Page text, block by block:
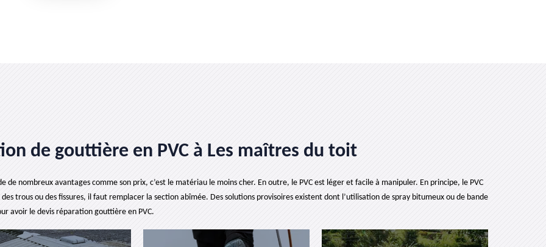
de gouttière en PVC à Les maîtres du toit
de nombreux avantages comme son prix, c’est le matériau le moins cher. En outre, le PVC est léger et facile à manipuler. En principe, le PVC
trous ou des fissures, il faut remplacer la section abîmée. Des solutions provisoires existent dont l’utilisation de spray bitumeux ou de bande
avoir le devis réparation gouttière en PVC.